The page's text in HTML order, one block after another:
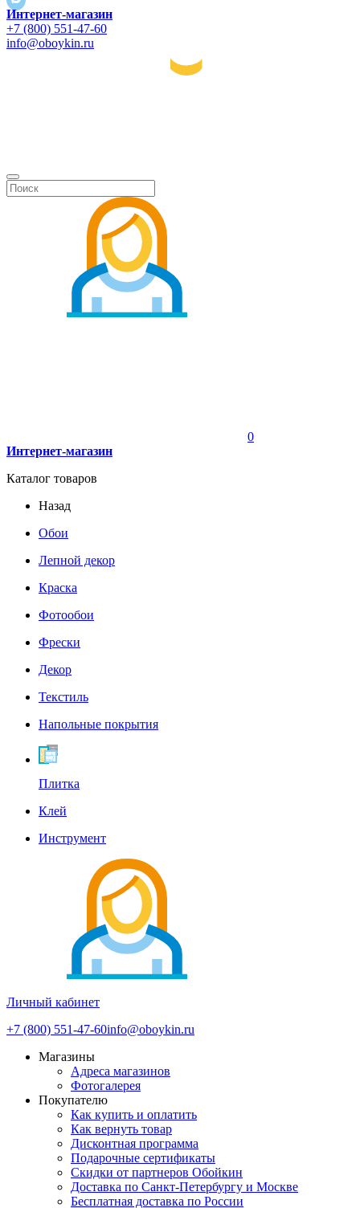
Интернет-магазин
+7 (800) 551-47-60
info@oboykin.ru
0
Интернет-магазин
Каталог товаров
Назад
Обои
Лепной декор
Краска
Фотообои
Фрески
Декор
Текстиль
Напольные покрытия
Плитка
Клей
Инструмент
Личный кабинет
+7 (800) 551-47-60info@oboykin.ru
Магазины
Адреса магазинов
Фотогалерея
Покупателю
Как купить и оплатить
Как вернуть товар
Дисконтная программа
Подарочные сертификаты
Скидки от партнеров Обойкин
Доставка по Санкт-Петербургу и Москве
Бесплатная доставка по России